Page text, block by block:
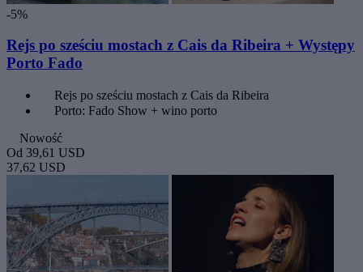
-5%
Rejs po sześciu mostach z Cais da Ribeira + Występy
Porto Fado
Rejs po sześciu mostach z Cais da Ribeira
Porto: Fado Show + wino porto
Nowość
Od 39,61 USD
37,62 USD